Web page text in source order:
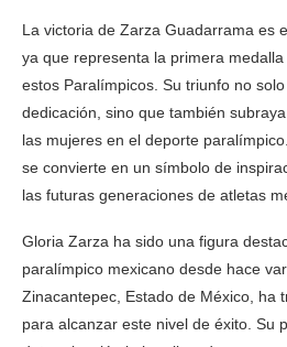
La victoria de Zarza Guadarrama es
ya que representa la primera
estos Paralímpicos. Su triunfo no
dedicación, sino que también
las mujeres en el deporte
se convierte en un símbolo de
las futuras generaciones de atletas
Gloria Zarza ha sido una figura
paralímpico mexicano desde hace
Zinacantepec, Estado de México, ha
para alcanzar este nivel de éxito. Su